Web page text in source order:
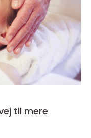
til mere